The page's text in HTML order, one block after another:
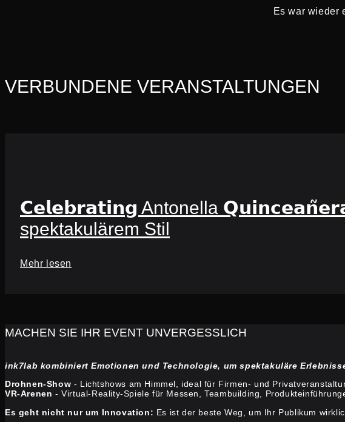
Es war wieder
VERBUNDENE VERANSTALTUNGEN
𝗖𝗲𝗹𝗲𝗯𝗿𝗮𝘁𝗶𝗻𝗴 Antonella
spektakulärem Stil
Mehr lesen
MACHEN SIE IHR EVENT UNVERGESSLICH
ink7lab kombiniert Emotionen und Technologie, um spektakuläre
Drohnen-Show - Lichtshows am Himmel, ideal für Firmen- und
VR-Arenen - Virtual-Reality-Spiele für Messen, Teambuilding,
Es geht nicht nur um Innovation: Es ist der beste Weg, um Ihr Publikum